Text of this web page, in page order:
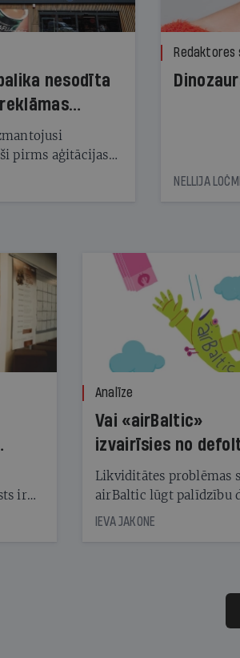
nesodīta
pirms aģitācijas
kas
Redaktores
NELLIJA
ir
Analīze
Vai «airBaltic»
izvairīsies no
Likviditātes problēmas
airBaltic lūgt palīdzību
obligāciju turētājiem,
samaksāt augstos
kas jāpārskaita jau trīs
pirms nākamās sapulces
IEVA JAKONE